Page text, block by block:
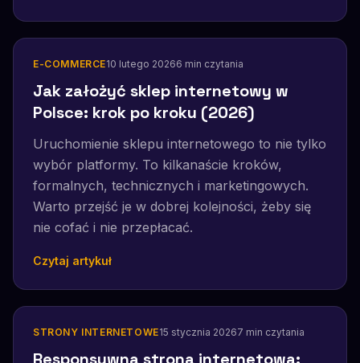
E-COMMERCE10 lutego 20266 min czytania
Jak założyć sklep internetowy w
Polsce: krok po kroku (2026)
Uruchomienie sklepu internetowego to nie tylko
wybór platformy. To kilkanaście kroków,
formalnych, technicznych i marketingowych.
Warto przejść je w dobrej kolejności, żeby się
nie cofać i nie przepłacać.
Czytaj artykuł
STRONY INTERNETOWE15 stycznia 20267 min czytania